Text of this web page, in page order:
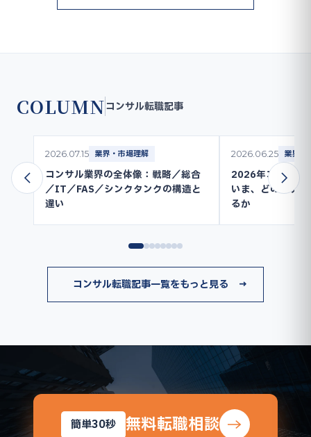
COLUMNコンサル転職記事
2026.07.15 業界・市場理解
コンサル業界の全体像：戦略／総合
／IT／FAS／シンクタンクの構造と
違い
2026.06.25 業界・
2026年コンサル
いま、どのカテ
るか
コンサル転職記事一覧をもっと見る →
簡単30秒 無料転職相談